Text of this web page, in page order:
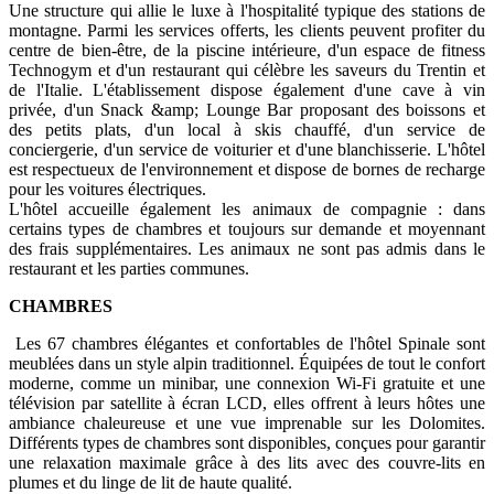
Une structure qui allie le luxe à l'hospitalité typique des stations de
montagne. Parmi les services offerts, les clients peuvent profiter du
centre de bien-être, de la piscine intérieure, d'un espace de fitness
Technogym et d'un restaurant qui célèbre les saveurs du Trentin et
de l'Italie. L'établissement dispose également d'une cave à vin
privée, d'un Snack &amp; Lounge Bar proposant des boissons et
des petits plats, d'un local à skis chauffé, d'un service de
conciergerie, d'un service de voiturier et d'une blanchisserie. L'hôtel
est respectueux de l'environnement et dispose de bornes de recharge
pour les voitures électriques.
L'hôtel accueille également les animaux de compagnie : dans
certains types de chambres et toujours sur demande et moyennant
des frais supplémentaires. Les animaux ne sont pas admis dans le
restaurant et les parties communes.
CHAMBRES
Les 67 chambres élégantes et confortables de l'hôtel Spinale sont
meublées dans un style alpin traditionnel. Équipées de tout le confort
moderne, comme un minibar, une connexion Wi-Fi gratuite et une
télévision par satellite à écran LCD, elles offrent à leurs hôtes une
ambiance chaleureuse et une vue imprenable sur les Dolomites.
Différents types de chambres sont disponibles, conçues pour garantir
une relaxation maximale grâce à des lits avec des couvre-lits en
plumes et du linge de lit de haute qualité.